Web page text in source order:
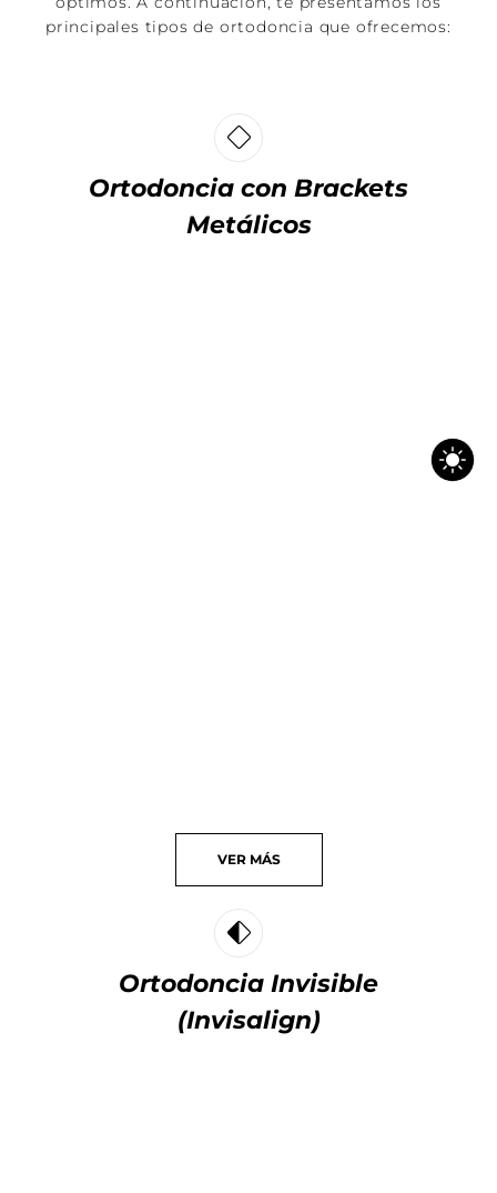
principales tipos de ortodoncia que ofrecemos:
Ortodoncia con Brackets
Metálicos
VER MÁS
Ortodoncia Invisible
(Invisalign)